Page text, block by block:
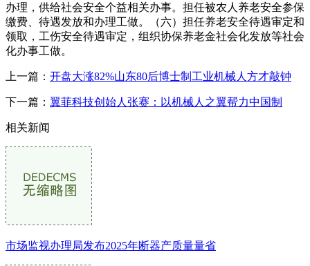
办理，供给社会安全个益相关办事。担任被农人养老安全参保
缴费、待遇发放和办理工做。（六）担任养老安全待遇审定和
领取，工伤安全待遇审定，组织协保养老金社会化发放等社会
化办事工做。
上一篇： 开盘大涨82%山东80后博士制工业机械人方才敲钟
下一篇： 翼菲科技创始人张赛：以机械人之翼帮力中国制
相关新闻
市场监视办理局发布2025年断器产质量量省